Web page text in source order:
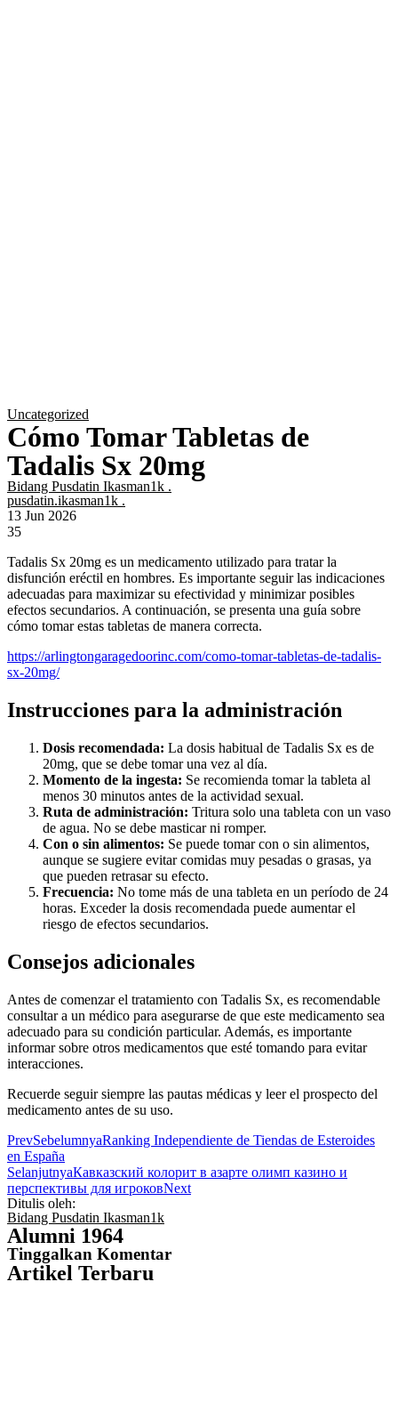
Uncategorized
Cómo Tomar Tabletas de
Tadalis Sx 20mg
Bidang Pusdatin Ikasman1k .
pusdatin.ikasman1k .
13 Jun 2026
35
Tadalis Sx 20mg es un medicamento utilizado para tratar la
disfunción eréctil en hombres. Es importante seguir las indicaciones
adecuadas para maximizar su efectividad y minimizar posibles
efectos secundarios. A continuación, se presenta una guía sobre
cómo tomar estas tabletas de manera correcta.
https://arlingtongaragedoorinc.com/como-tomar-tabletas-de-tadalis-
sx-20mg/
Instrucciones para la administración
Dosis recomendada: La dosis habitual de Tadalis Sx es de
20mg, que se debe tomar una vez al día.
Momento de la ingesta: Se recomienda tomar la tableta al
menos 30 minutos antes de la actividad sexual.
Ruta de administración: Tritura solo una tableta con un vaso
de agua. No se debe masticar ni romper.
Con o sin alimentos: Se puede tomar con o sin alimentos,
aunque se sugiere evitar comidas muy pesadas o grasas, ya
que pueden retrasar su efecto.
Frecuencia: No tome más de una tableta en un período de 24
horas. Exceder la dosis recomendada puede aumentar el
riesgo de efectos secundarios.
Consejos adicionales
Antes de comenzar el tratamiento con Tadalis Sx, es recomendable
consultar a un médico para asegurarse de que este medicamento sea
adecuado para su condición particular. Además, es importante
informar sobre otros medicamentos que esté tomando para evitar
interacciones.
Recuerde seguir siempre las pautas médicas y leer el prospecto del
medicamento antes de su uso.
PrevSebelumnyaRanking Independiente de Tiendas de Esteroides
en España
SelanjutnyaКавказский колорит в азарте олимп казино и
перспективы для игроковNext
Ditulis oleh:
Bidang Pusdatin Ikasman1k
Alumni 1964
Tinggalkan Komentar
Artikel Terbaru